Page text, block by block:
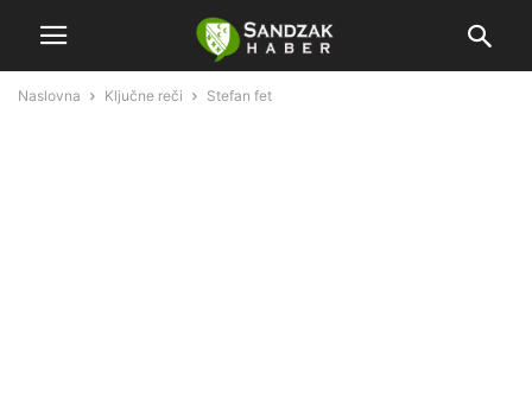
Naslovna Ključne reči Stefan fet